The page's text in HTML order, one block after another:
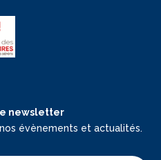
newsletter
évènements et actualités.